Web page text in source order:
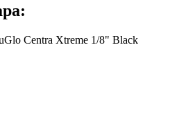
Centra Xtreme 1/8" Black